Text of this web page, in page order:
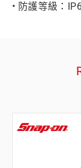
• 防護等級：